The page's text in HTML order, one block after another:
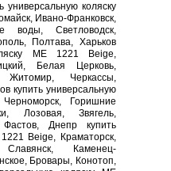
универсальную коляску
Ивано-Франковск,
воды, Светловодск,
Полтава, Харьков
ME 1221 Beige,
Белая Церковь,
Житомир, Черкассы,
купить универсальную
Горишние
Лозовая, Звягель,
Днепр купить
Beige, Краматорск,
Каменец-
Бровары, Конотоп,